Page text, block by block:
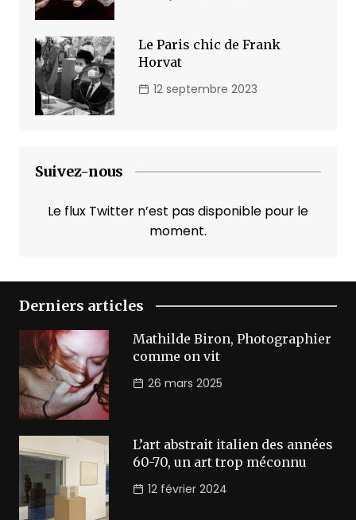
Le Paris chic de Frank
Horvat
12 septembre 2023
Suivez-nous
Le flux Twitter n’est pas disponible pour le
moment.
Derniers articles
Mathilde Biron, Photographier
comme on vit
26 mars 2025
L’art abstrait italien des années
60-70, un art trop méconnu
12 février 2024